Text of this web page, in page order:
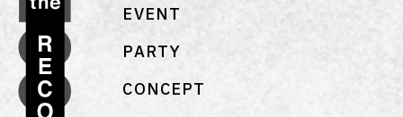
EVENT
PARTY
CONCEPT